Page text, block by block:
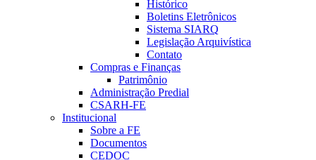
Histórico
Boletins Eletrônicos
Sistema SIARQ
Legislação Arquivística
Contato
Compras e Finanças
Patrimônio
Administração Predial
CSARH-FE
Institucional
Sobre a FE
Documentos
CEDOC